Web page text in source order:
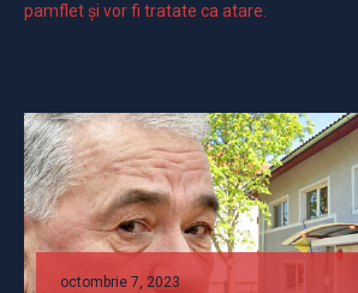
pamflet și vor fi tratate ca atare.
octombrie 7, 2023